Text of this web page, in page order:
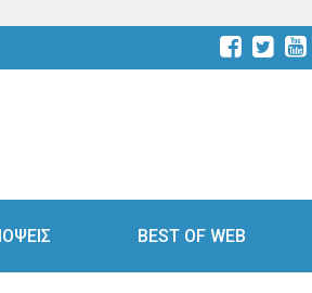
BEST OF WEB